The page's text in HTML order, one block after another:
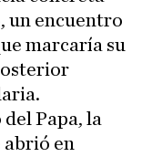
un encuentro
marcaría su
Papa, la
en